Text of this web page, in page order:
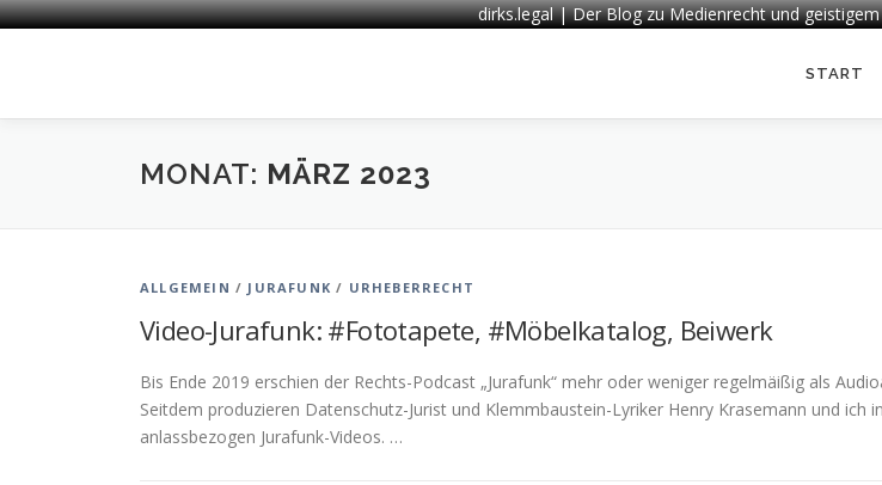
dirks.legal | Der Blog zu Medienrecht und
START
MONAT: MÄRZ 2023
ALLGEMEIN / JURAFUNK / URHEBERRECHT
Video-Jurafunk: #Fototapete, #Möbelkatalog, Beiwerk
Bis Ende 2019 erschien der Rechts-Podcast „Jurafunk“ mehr oder weniger regelmäißig als
Seitdem produzieren Datenschutz-Jurist und Klemmbaustein-Lyriker Henry Krasemann und ich
anlassbezogen Jurafunk-Videos. …